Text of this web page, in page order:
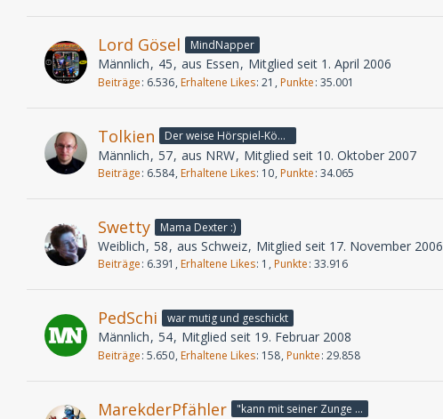
Lord Gösel MindNapper
Männlich 45 aus Essen Mitglied seit 1. April 2006
Beiträge 6.536 Erhaltene Likes 21 Punkte 35.001
Tolkien Der weise Hörspiel-König
Männlich 57 aus NRW Mitglied seit 10. Oktober 2007
Beiträge 6.584 Erhaltene Likes 10 Punkte 34.065
Swetty Mama Dexter :)
Weiblich 58 aus Schweiz Mitglied seit 17. November 2006
Beiträge 6.391 Erhaltene Likes 1 Punkte 33.916
PedSchi war mutig und geschickt
Männlich 54 Mitglied seit 19. Februar 2008
Beiträge 5.650 Erhaltene Likes 158 Punkte 29.858
MarekderPfähler "kann mit seiner Zunge bis an seine Nasenspitze"